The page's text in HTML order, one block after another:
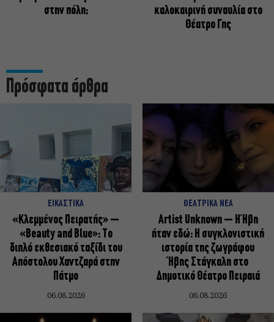
στην πόλη;
καλοκαιρινή συναυλία στο
Θέατρο Γης
Πρόσφατα άρθρα
ΕΙΚΑΣΤΙΚΑ
«Κλεμμένος Πειρατής» –
«Beauty and Blue»: Το
διπλό εκθεσιακό ταξίδι του
Απόστολου Χαντζαρά στην
Πάτμο
06.08.2026
ΘΕΑΤΡΙΚΑ ΝΕΑ
Artist Unknown – Η Ήβη
ήταν εδώ: Η συγκλονιστική
ιστορία της ζωγράφου
Ήβης Στάγκαλη στο
Δημοτικό Θέατρο Πειραιά
06.08.2026